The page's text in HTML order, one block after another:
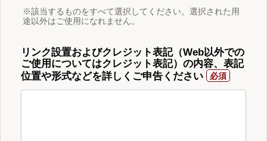
※該当するものをすべて選択してください。選択された用
途以外はご使用になれません。
リンク設置およびクレジット表記（Web以外での
ご使用についてはクレジット表記）の内容、表記
位置や形式などを詳しくご申告ください